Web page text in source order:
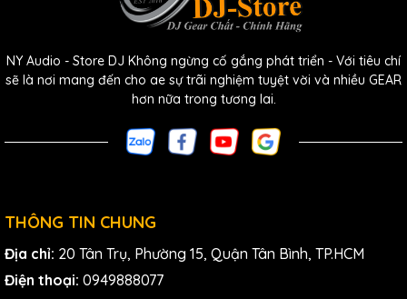
NY Audio - Store DJ Không ngừng cố gắng phát triển - Với tiêu chí
sẽ là nơi mang đến cho ae sự trãi nghiệm tuyệt vời và nhiều GEAR
hơn nữa trong tương lai.
THÔNG TIN CHUNG
Địa chỉ: 20 Tân Trụ, Phường 15, Quận Tân Bình, TP.HCM
Điện thoại: 0949888077